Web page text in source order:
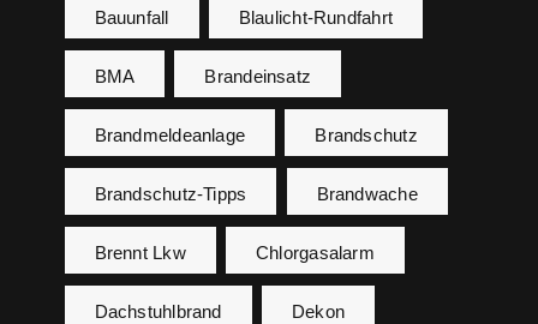
Bauunfall Blaulicht-Rundfahrt
BMA Brandeinsatz
Brandmeldeanlage Brandschutz
Brandschutz-Tipps Brandwache
Brennt Lkw Chlorgasalarm
Dachstuhlbrand Dekon